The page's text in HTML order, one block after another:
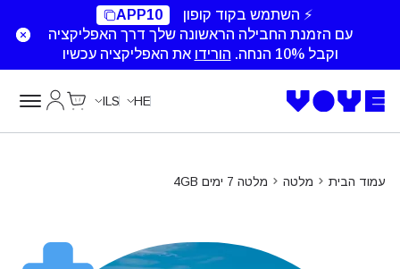
⚡ השתמש בקוד קופון
APP10
עם הזמנת החבילה הראשונה שלך דרך האפליקציה
וקבל 10% הנחה.
הורידו את האפליקציה עכשיו
HE
ILS
עמוד הבית מלטה מלטה 7 ימים 4GB
Unlimited Data
Unlimited Data
Unlimited Data
Unlimited Data